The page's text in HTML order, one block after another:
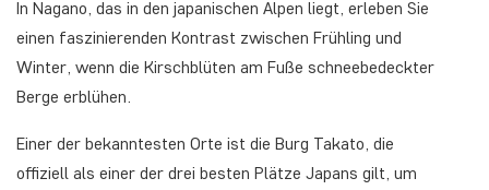
In Nagano, das in den japanischen Alpen liegt, erleben Sie
einen faszinierenden Kontrast zwischen Frühling und
Winter, wenn die Kirschblüten am Fuße schneebedeckter
Berge erblühen.
Einer der bekanntesten Orte ist die Burg Takato, die
offiziell als einer der drei besten Plätze Japans gilt, um